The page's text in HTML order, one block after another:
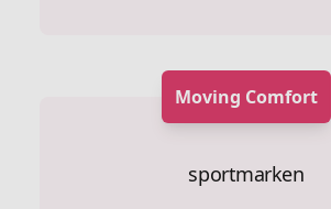
Moving Comfort
sportmarken